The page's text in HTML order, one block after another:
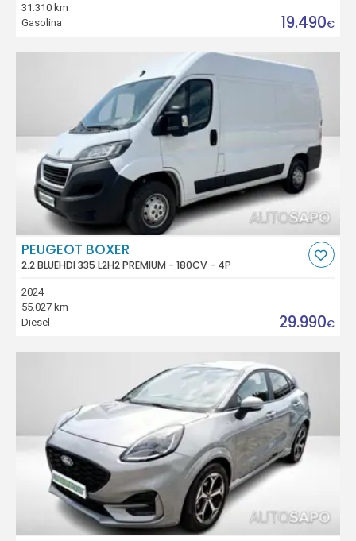
31.310 km
Gasolina
19.490€
PEUGEOT BOXER
2.2 BLUEHDI 335 L2H2 PREMIUM - 180CV - 4P
2024
55.027 km
Diesel
29.990€